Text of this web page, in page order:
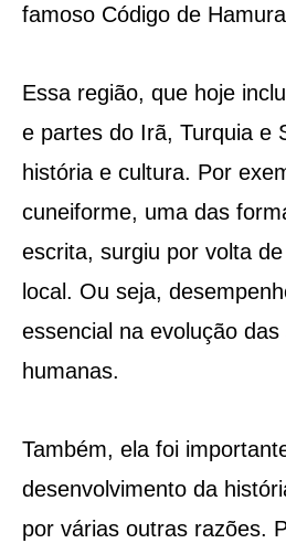
famoso Código de
Essa região, que hoje
e partes do Irã, Turquia e
história e cultura. Por
cuneiforme, uma das
escrita, surgiu por volta
local. Ou seja,
essencial na evolução das
humanas.
Também, ela foi
desenvolvimento da
por várias outras razões.